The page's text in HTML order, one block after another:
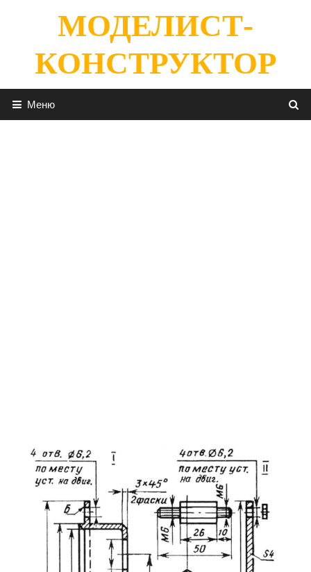
содержимомуМОДЕЛИСТ-
КОНСТРУКТОР
Меню